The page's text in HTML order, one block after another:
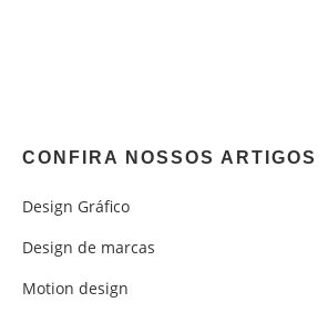
CONFIRA NOSSOS ARTIGOS
Design Gráfico
Design de marcas
Motion design